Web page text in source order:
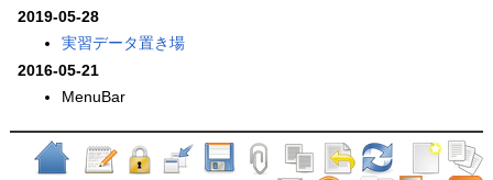
2019-05-28
実習データ置き場
2016-05-21
MenuBar